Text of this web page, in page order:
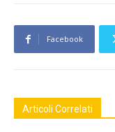
Facebook
Articoli Correlati